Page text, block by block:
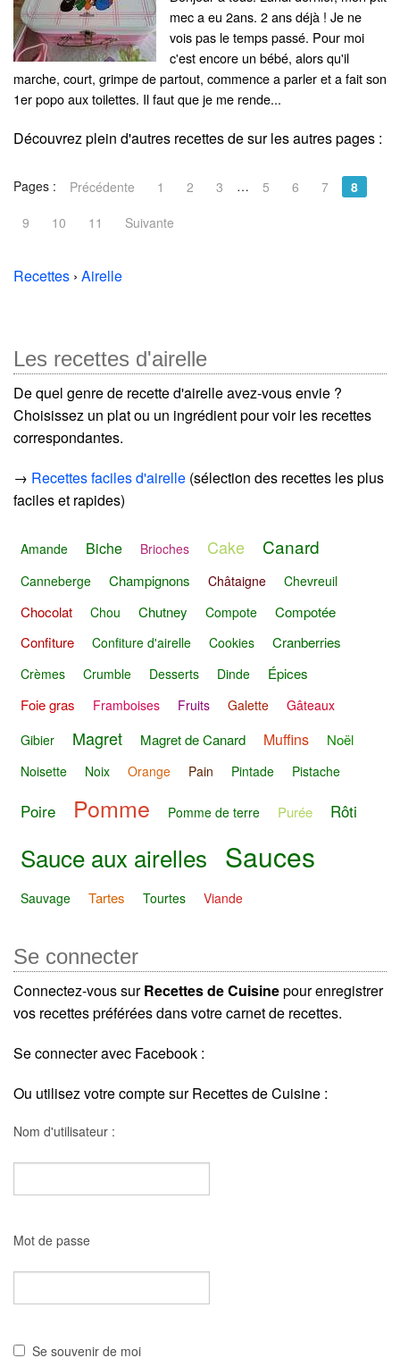
mec a eu 2ans. 2 ans déjà ! Je ne
vois pas le temps passé. Pour moi
c'est encore un bébé, alors qu'il
marche, court, grimpe de partout, commence a parler et a fait son
1er popo aux toilettes. Il faut que je me rende...
Découvrez plein d'autres recettes desur les autres pages :
Pages : Précédente 1 2 3 … 5 6 7
8
9
10 11 Suivante
Recettes › Airelle
Les recettes d'airelle
De quel genre de recette d'airelle avez-vous envie ?
Choisissez un plat ou un ingrédient pour voir les recettes
correspondantes.
→ Recettes faciles d'airelle (sélection des recettes les plus
faciles et rapides)
Amande Biche Brioches Cake Canard
Canneberge Champignons Châtaigne Chevreuil
Chocolat Chou Chutney Compote
Compotée
Confiture
Confiture d'airelle Cookies Cranberries
Crèmes Crumble Desserts Dinde
Épices
Foie gras
Framboises Fruits Galette
Gâteaux
Gibier
Magret Magret de Canard Muffins Noël
Noisette Noix Orange Pain Pintade Pistache
Poire Pomme Pomme de terre Purée Rôti
Sauce aux airelles Sauces
Sauvage Tartes Tourtes Viande
Se connecter
Connectez-vous surRecettes de Cuisinepour enregistrer
vos recettes préférées dans votre carnet de recettes.
Se connecter avec Facebook :
Ou utilisez votre compte sur Recettes de Cuisine :
Nom d'utilisateur :
Mot de passe
Se souvenir de moi